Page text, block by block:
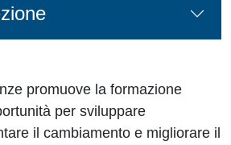
promuove la formazione
per sviluppare
il cambiamento e migliorare il